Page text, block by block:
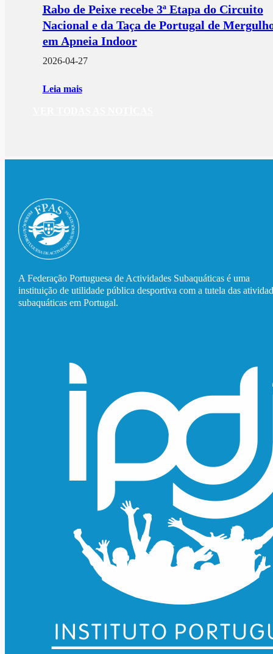
Rabo de Peixe recebe 3ª Etapa do Circuito
Nacional e da Taça de Portugal de
em Apneia Indoor
2026-04-27
Leia mais
A Federação Portuguesa de Actividades Subaquáticas é uma
instituição de utilidade pública desportiva com a tutela das
subaquáticas em Portugal.